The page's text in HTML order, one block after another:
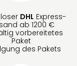
DHL Express-
ab 1200 €
vorbereitetes
Paket
des Pakets